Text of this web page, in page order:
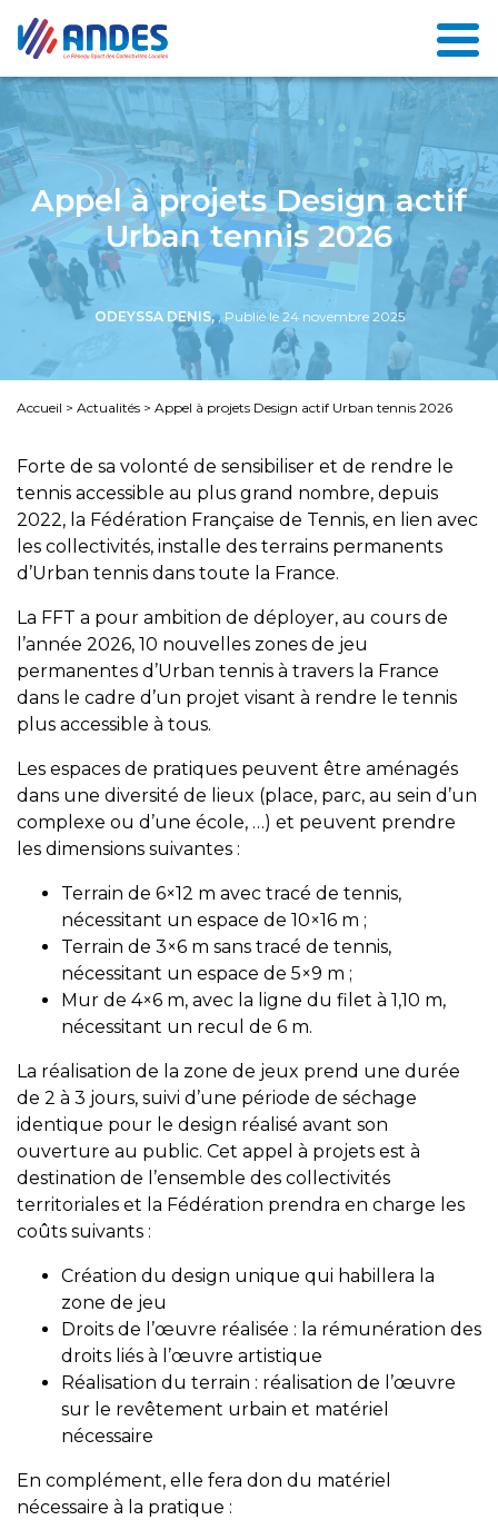
Appel à projets Design actif
Urban tennis 2026
ODEYSSA DENIS,, Publié le 24 novembre 2025
Accueil > Actualités > Appel à projets Design actif Urban tennis 2026
Forte de sa volonté de sensibiliser et de rendre le
tennis accessible au plus grand nombre, depuis
2022, la Fédération Française de Tennis, en lien avec
les collectivités, installe des terrains permanents
d’Urban tennis dans toute la France.
La FFT a pour ambition de déployer, au cours de
l’année 2026, 10 nouvelles zones de jeu
permanentes d’Urban tennis à travers la France
dans le cadre d’un projet visant à rendre le tennis
plus accessible à tous.
Les espaces de pratiques peuvent être aménagés
dans une diversité de lieux (place, parc, au sein d’un
complexe ou d’une école, …) et peuvent prendre
les dimensions suivantes :
Terrain de 6×12 m avec tracé de tennis,
nécessitant un espace de 10×16 m ;
Terrain de 3×6 m sans tracé de tennis,
nécessitant un espace de 5×9 m ;
Mur de 4×6 m, avec la ligne du filet à 1,10 m,
nécessitant un recul de 6 m.
La réalisation de la zone de jeux prend une durée
de 2 à 3 jours, suivi d’une période de séchage
identique pour le design réalisé avant son
ouverture au public. Cet appel à projets est à
destination de l’ensemble des collectivités
territoriales et la Fédération prendra en charge les
coûts suivants :
Création du design unique qui habillera la
zone de jeu
Droits de l’œuvre réalisée : la rémunération des
droits liés à l’œuvre artistique
Réalisation du terrain : réalisation de l’œuvre
sur le revêtement urbain et matériel
nécessaire
En complément, elle fera don du matériel
nécessaire à la pratique :